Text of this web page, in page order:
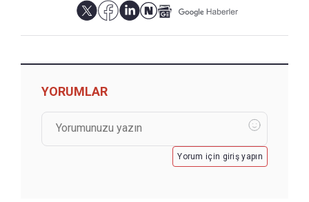
YORUMLAR
Yorum için giriş yapın